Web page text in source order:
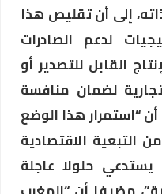
إلى أن تقليص هذا
لدعم الصادرات
القابل للتصدير أو
لضمان منافسة
أن “استمرار هذا الوضع
التبعية الاقتصادية
يستدعي حلولا عاجلة